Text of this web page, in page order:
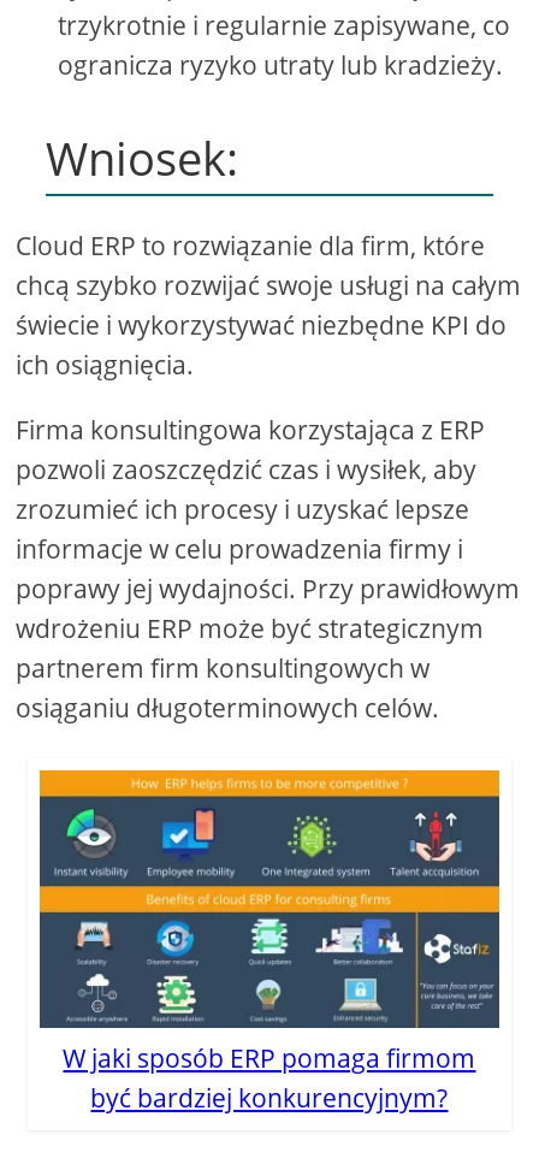
trzykrotnie i regularnie zapisywane, co
ogranicza ryzyko utraty lub kradzieży.
Wniosek:
Cloud ERP to rozwiązanie dla firm, które
chcą szybko rozwijać swoje usługi na całym
świecie i wykorzystywać niezbędne KPI do
ich osiągnięcia.
Firma konsultingowa korzystająca z ERP
pozwoli zaoszczędzić czas i wysiłek, aby
zrozumieć ich procesy i uzyskać lepsze
informacje w celu prowadzenia firmy i
poprawy jej wydajności. Przy prawidłowym
wdrożeniu ERP może być strategicznym
partnerem firm konsultingowych w
osiąganiu długoterminowych celów.
W jaki sposób ERP pomaga firmom
być bardziej konkurencyjnym?